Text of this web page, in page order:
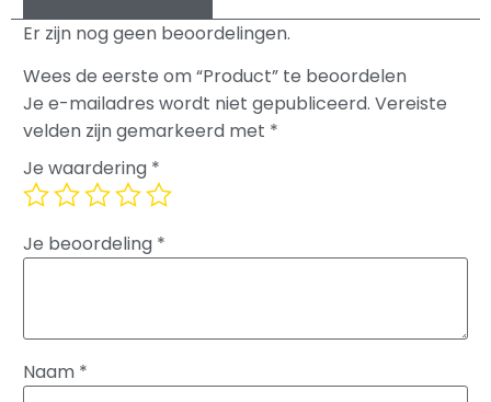
Er zijn nog geen beoordelingen.
Wees de eerste om “Product” te beoordelen
Je e-mailadres wordt niet gepubliceerd. Vereiste
velden zijn gemarkeerd met *
Je waardering *
Je beoordeling *
Naam *